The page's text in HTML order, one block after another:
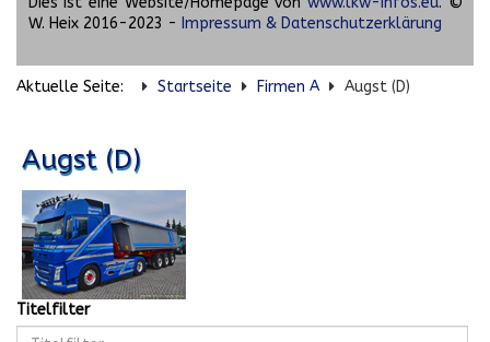
W. Heix 2016-2023 - Impressum & Datenschutzerklärung
Aktuelle Seite: Startseite Firmen A Augst (D)
Augst (D)
Titelfilter